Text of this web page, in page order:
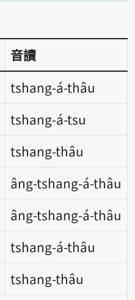
音讀
tshang-á-thâu
tshang-á-tsu
tshang-thâu
âng-tshang-á-thâu
âng-tshang-á-thâu
tshang-á-thâu
tshang-thâu